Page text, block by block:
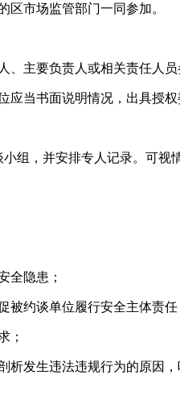
市场监管部门一同参加。
主要负责人或相关责任人员
当书面说明情况，出具授
组，并安排专人记录。可
全隐患；
被约谈单位履行安全主体责任
；
析发生违法违规行为的原因，